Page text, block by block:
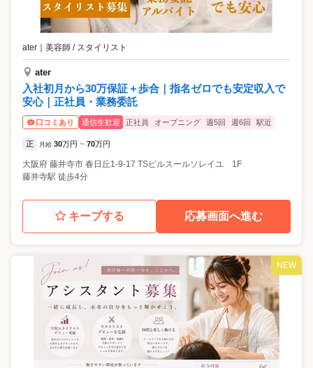
ater 美容師 / スタイリスト
ater
入社初月から30万保証＋歩合｜指名ゼロでも安定収入で
安心｜正社員・業務委託
口コミあり 通信生歓迎 正社員 オープニング 週5回 週6回 駅近
正 月給 30万円 ~ 70万円
大阪府 藤井寺市 春日丘1-9-17 TSビルスールソレイユ 1F
藤井寺駅 徒歩4分
キープする 応募画面へ進む
NEW